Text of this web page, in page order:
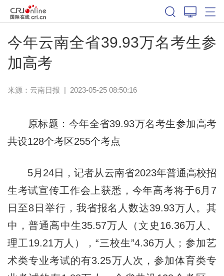
今年云南全省39.93万名考生参
加高考
来源： 云南日报 | 2023-05-25 08:50:16
原标题：今年全省39.93万名考生参加高考
共设128个考区255个考点
5月24日，记者从云南省2023年普通高校招
生考试宣传工作会上获悉，今年高考将于6月7
日至8日举行，我省报名人数达39.93万人。其
中，普通高中生35.57万人（文史16.36万人、
理工19.21万人），“三校生”4.36万人；参加艺
术类专业考试的有3.25万人次，参加体育类专